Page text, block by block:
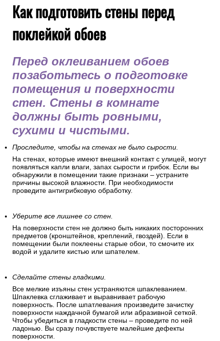
Как подготовить стены перед
поклейкой обоев
Перед оклеиванием обоев
позаботьтесь о подготовке
помещения и поверхности
стен. Стены в комнате
должны быть ровными,
сухими и чистыми.
Проследите, чтобы на стенах не было сырости.
На стенах, которые имеют внешний контакт с улицей, могут
появляться капли влаги, запах сырости и грибок. Если вы
обнаружили в помещении такие признаки – устраните
причины высокой влажности. При необходимости
проведите антигрибковую обработку.
Уберите все лишнее со стен.
На поверхности стен не должно быть никаких посторонних
предметов (кронштейнов, креплений, гвоздей). Если в
помещении были поклеены старые обои, то смочите их
водой и удалите кистью или шпателем.
Сделайте стены гладкими.
Все мелкие изъяны стен устраняются шпаклеванием.
Шпаклевка сглаживает и выравнивает рабочую
поверхность. После шпатлевания произведите зачистку
поверхности наждачной бумагой или абразивной сеткой.
Чтобы убедиться в гладкости стены – проведите по ней
ладонью. Вы сразу почувствуете малейшие дефекты
поверхности.